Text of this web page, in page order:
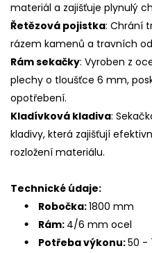
materiál a zajišťuje plynulý
Řetězová pojistka: Chrání
rázem kamenů a travních
Rám sekačky: Vyroben z
plechy o tloušťce 6 mm,
opotřebení.
Kladívková kladiva:
kladivy, která zajišťují
rozložení materiálu.
Technické údaje:
Robočka:1800 mm
Rám: 4/6 mm ocel
Potřeba výkonu:50 -